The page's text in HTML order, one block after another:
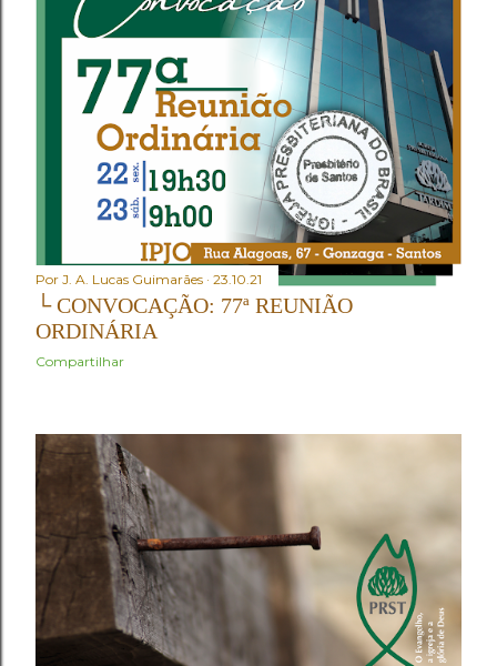
Por J. A. Lucas Guimarães 23.10.21
└ CONVOCAÇÃO: 77ª REUNIÃO
ORDINÁRIA
Compartilhar